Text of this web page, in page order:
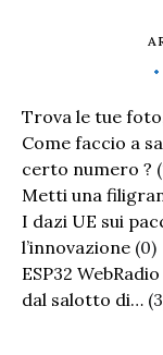
Trova le tue
Come faccio a
certo numero ?
Metti una
I dazi UE sui
l’innovazione (0)
ESP32
dal salotto di…